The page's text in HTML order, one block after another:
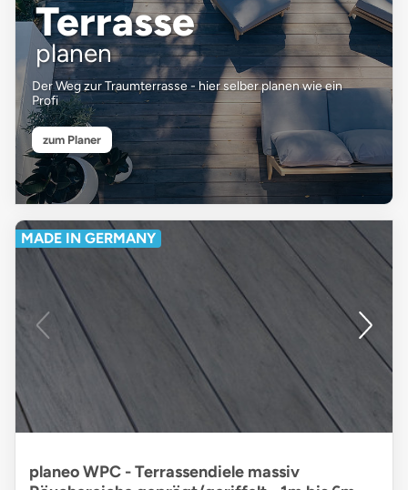
Terrasse
planen
Der Weg zur Traumterrasse - hier selber planen wie ein
Profi
zum Planer
MADE IN GERMANY
planeo WPC - Terrassendiele massiv